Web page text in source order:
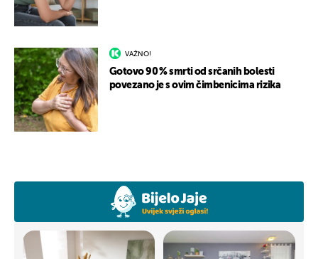
VAŽNO!
Gotovo 90 % smrti od srčanih bolesti
povezano je s ovim čimbenicima rizika